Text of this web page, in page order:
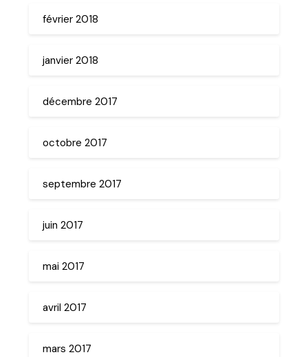
février 2018
janvier 2018
décembre 2017
octobre 2017
septembre 2017
juin 2017
mai 2017
avril 2017
mars 2017